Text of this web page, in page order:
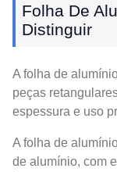
Folha De
Distinguir
A folha de
peças
espessura e uso
A folha de
de alumínio, com